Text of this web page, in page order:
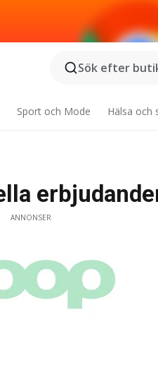
Sök efter
Sport och Mode Hälsa och
ANNONSER